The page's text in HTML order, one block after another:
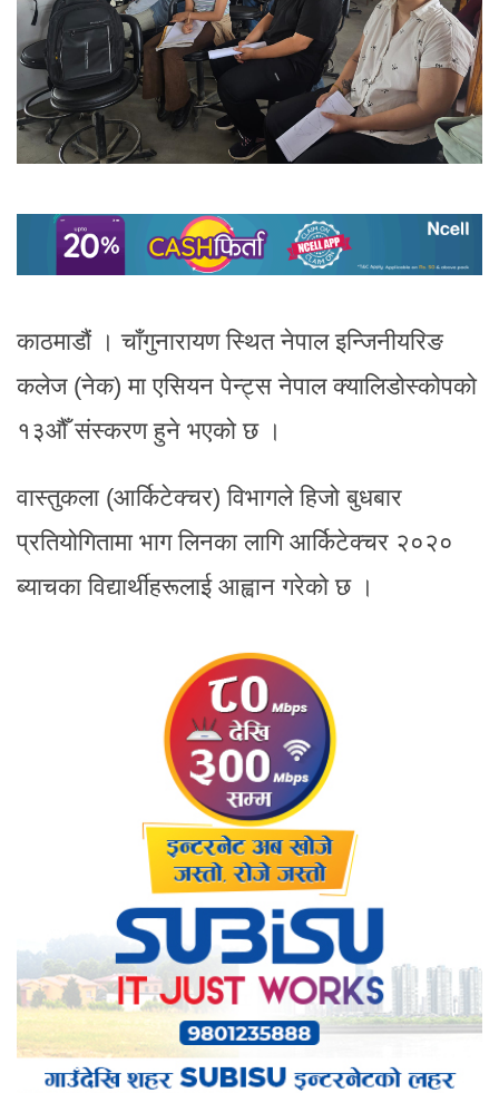
काठमाडौं । चाँगुनारायण स्थित नेपाल इन्जिनीयरिङ
कलेज (नेक) मा एसियन पेन्ट्स नेपाल क्यालिडोस्कोपको
१३औँ संस्करण हुने भएको छ ।
वास्तुकला (आर्किटेक्चर) विभागले हिजो बुधबार
प्रतियोगितामा भाग लिनका लागि आर्किटेक्चर २०२०
ब्याचका विद्यार्थीहरूलाई आह्वान गरेको छ ।